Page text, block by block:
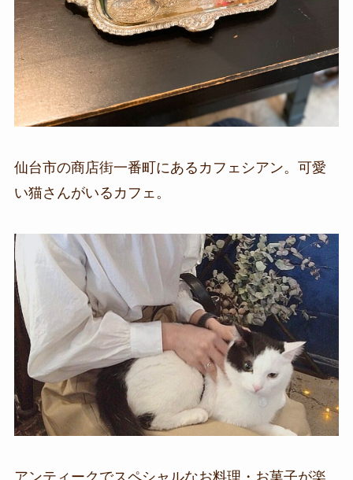
仙台市の商店街一番町にあるカフェシアン。可愛
い猫さんがいるカフェ。